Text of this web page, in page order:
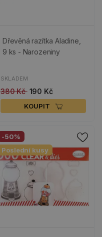
Dřevěná razítka Aladine,
9 ks - Narozeniny
SKLADEM
380 Kč 190 Kč
KOUPIT
-50%
Poslední kusy